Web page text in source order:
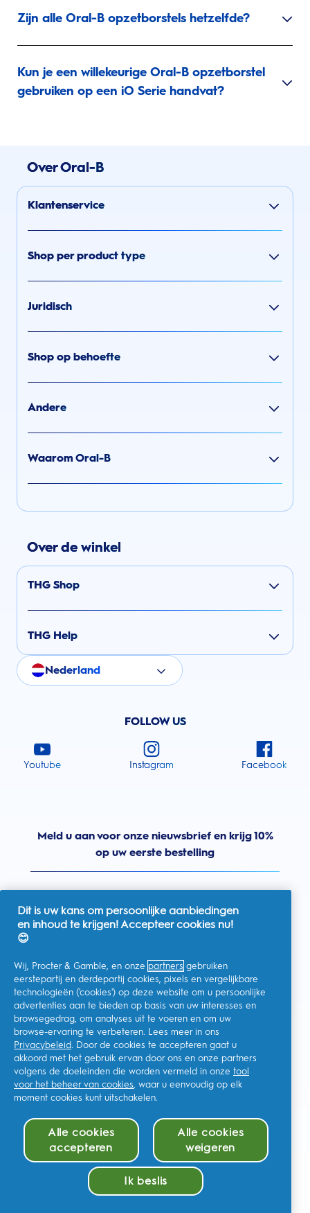
Zijn alle Oral-B opzetborstels hetzelfde?
Kun je een willekeurige Oral-B opzetborstel
gebruiken op een iO Serie handvat?
Over Oral-B
Klantenservice
Shop per product type
Juridisch
Shop op behoefte
Andere
Waarom Oral-B
Over de winkel
THG Shop
THG Help
Nederland
FOLLOW US
Youtube Instagram Facebook
Meld u aan voor onze nieuwsbrief en krijg 10%
op uw eerste bestelling
Ik geef toestemming voor het ontvangen van
gepersonaliseerde communicatie met betrekking tot
aanbiedingen, nieuws en andere promotionele initiatieven van
Oral-B en andere P&G-merkenvia e-mail en online kanalen. Ik
kan me op elk momentafmelden.
Procter & Gamble, als verwerkingsverantwoordelijke, zal uw
persoonlijke gegevens verwerken zodat u zich bij deze site kunt
registreren en de interactie kunt aangaan met de aangeboden
diensten en zodat P&G u, afhankelijk van uw toestemming,
relevante commerciële berichten kan sturen, waaronder
gepersonaliseerde advertenties in online media. Ontdek hier
Voor meer informatie over de verwerking van uw gegevens en
uw privacy rechten, kunt u
kijken of ons volledige
raadplegen.
U bent minstens 18 jaar oud en gaat akkoord met onzealgemene
voorwaarden.
Dit is uw kans om persoonlijke aanbiedingen
en inhoud te krijgen! Accepteer cookies nu!
😊
Wij, Procter & Gamble, en onze partners gebruiken
eerstepartij en derdepartij cookies, pixels en vergelijkbare
technologieën ('cookies') op deze website om u persoonlijke
advertenties aan te bieden op basis van uw interesses en
browsegedrag, om analyses uit te voeren en om uw
browse-ervaring te verbeteren. Lees meer in ons
Privacybeleid. Door de cookies te accepteren gaat u
akkoord met het gebruik ervan door ons en onze partners
volgens de doeleinden die worden vermeld in onze tool
voor het beheer van cookies, waar u eenvoudig op elk
moment cookies kunt uitschakelen.
Alle cookies
accepteren
Alle cookies
weigeren
Ik beslis